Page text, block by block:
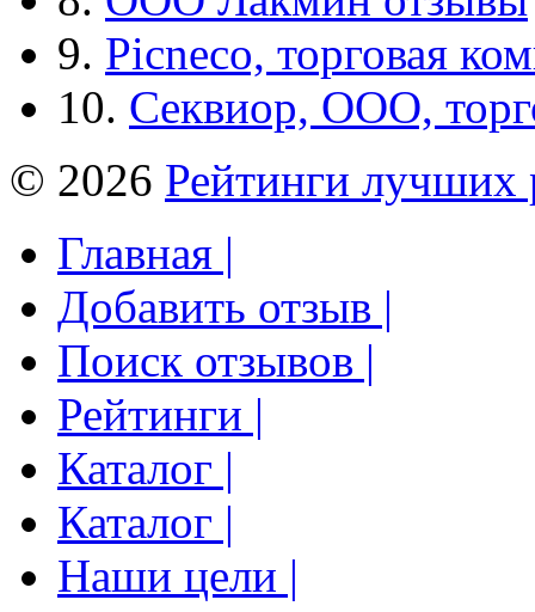
9. Picneco, торговая
10. Секвиор, ООО,
© 2026 Рейтинги лучших
Главная |
Добавить отзыв |
Поиск отзывов |
Рейтинги |
Каталог |
Каталог |
Наши цели |